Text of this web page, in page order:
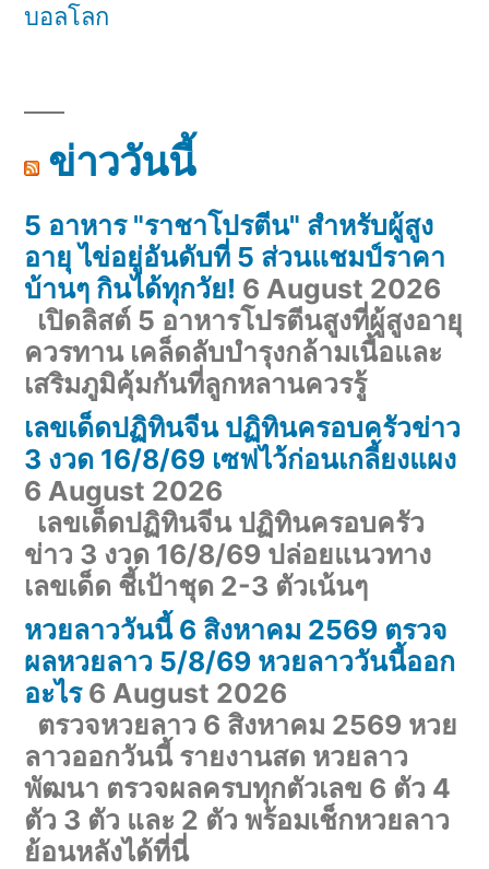
บอลโลก
ข่าววันนี้
5 อาหาร "ราชาโปรตีน" สำหรับผู้สูง
อายุ ไข่อยู่อันดับที่ 5 ส่วนแชมป์ราคา
บ้านๆ กินได้ทุกวัย! 6 August 2026
เปิดลิสต์ 5 อาหารโปรตีนสูงที่ผู้สูงอายุ
ควรทาน เคล็ดลับบำรุงกล้ามเนื้อและ
เสริมภูมิคุ้มกันที่ลูกหลานควรรู้
เลขเด็ดปฏิทินจีน ปฏิทินครอบครัวข่าว
3 งวด 16/8/69 เซฟไว้ก่อนเกลี้ยงแผง
6 August 2026
เลขเด็ดปฏิทินจีน ปฏิทินครอบครัว
ข่าว 3 งวด 16/8/69 ปล่อยแนวทาง
เลขเด็ด ชี้เป้าชุด 2-3 ตัวเน้นๆ
หวยลาววันนี้ 6 สิงหาคม 2569 ตรวจ
ผลหวยลาว 5/8/69 หวยลาววันนี้ออก
อะไร 6 August 2026
ตรวจหวยลาว 6 สิงหาคม 2569 หวย
ลาวออกวันนี้ รายงานสด หวยลาว
พัฒนา ตรวจผลครบทุกตัวเลข 6 ตัว 4
ตัว 3 ตัว และ 2 ตัว พร้อมเช็กหวยลาว
ย้อนหลังได้ที่นี่